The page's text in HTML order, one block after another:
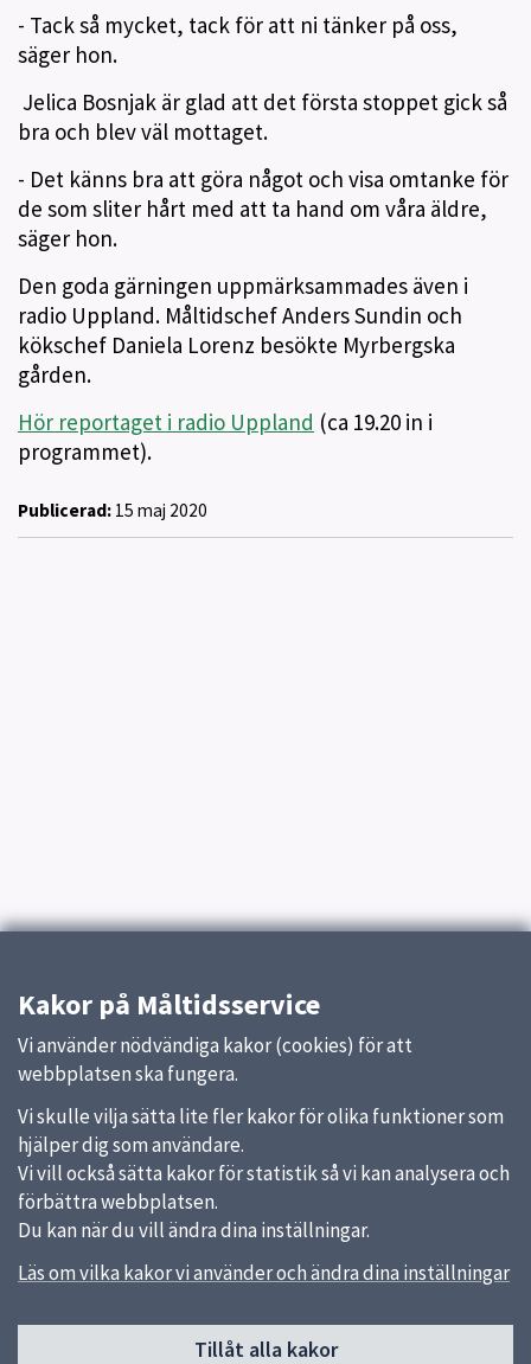
- Tack så mycket, tack för att ni tänker på oss,
säger hon.
Jelica Bosnjak är glad att det första stoppet gick så
bra och blev väl mottaget.
- Det känns bra att göra något och visa omtanke för
de som sliter hårt med att ta hand om våra äldre,
säger hon.
Den goda gärningen uppmärksammades även i
radio Uppland. Måltidschef Anders Sundin och
kökschef Daniela Lorenz besökte Myrbergska
gården.
Hör reportaget i radio Uppland (ca 19.20 in i
programmet).
Publicerad: 15 maj 2020
Kakor på Måltidsservice
Vi använder nödvändiga kakor (cookies) för att
webbplatsen ska fungera.
Vi skulle vilja sätta lite fler kakor för olika funktioner som
hjälper dig som användare.
Vi vill också sätta kakor för statistik så vi kan analysera och
förbättra webbplatsen.
Du kan när du vill ändra dina inställningar.
Läs om vilka kakor vi använder och ändra dina inställningar
Tillåt alla kakor
Sidfot